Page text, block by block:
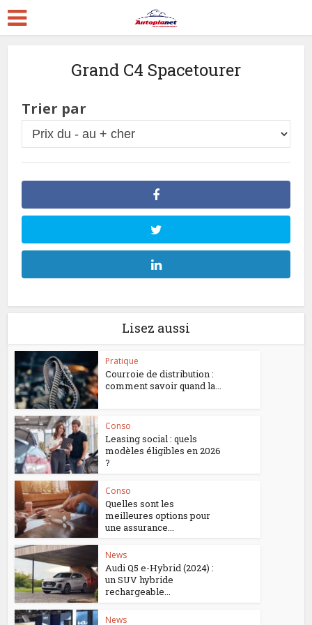
Grand C4 Spacetourer
Trier par
Lisez aussi
Pratique
Courroie de distribution :
comment savoir quand la...
Conso
Leasing social : quels
modèles éligibles en 2026
?
Conso
Quelles sont les
meilleures options pour
une assurance...
News
Audi Q5 e-Hybrid (2024) :
un SUV hybride
rechargeable...
News